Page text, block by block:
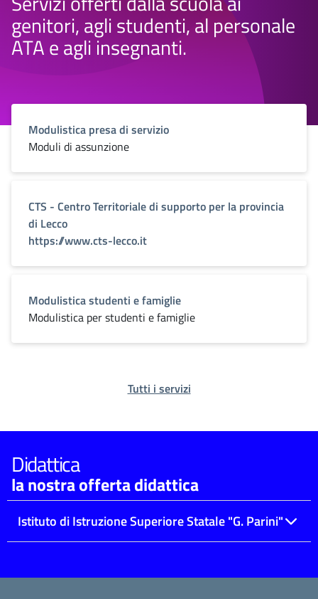
genitori, agli studenti, al personale
ATA e agli insegnanti.
Modulistica presa di servizio
Moduli di assunzione
CTS - Centro Territoriale di supporto per la provincia
di Lecco
https://www.cts-lecco.it
Modulistica studenti e famiglie
Modulistica per studenti e famiglie
Tutti i servizi
Didattica
la nostra offerta didattica
Istituto di Istruzione Superiore Statale "G. Parini"